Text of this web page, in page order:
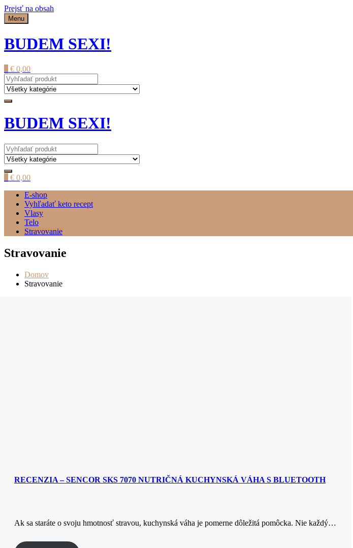
Prejsť na obsah
Menu
BUDEM SEXI!
€ 0,00
BUDEM SEXI!
€ 0,00
E-shop
Vyhľadať keto recept
Vlasy
Telo
Stravovanie
Stravovanie
Domov
Stravovanie
RECENZIA – SENCOR SKS 7070 NUTRIČNÁ KUCHYNSKÁ VÁHA S BLUETOOTH
Ak sa staráte o svoju hmotnosť stravou, kuchynská váha je pomerne dôležitá pomôcka. Nie každý…